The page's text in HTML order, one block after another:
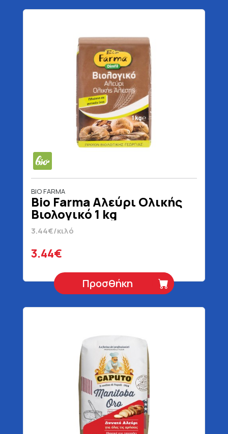
BIO FARMA
Bio Farma Αλεύρι Ολικής
Βιολογικό 1 kg
3.44€/κιλό
3.44€
Προσθήκη